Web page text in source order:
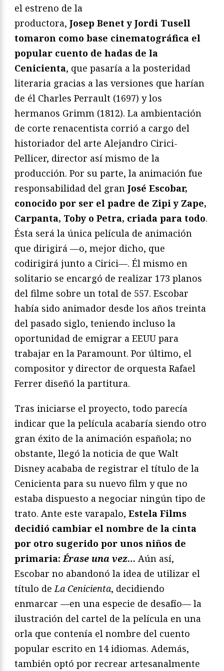
el estreno de la
productora, Josep Benet y Jordi Tusell
tomaron como base cinematográfica el
popular cuento de hadas de la
Cenicienta, que pasaría a la posteridad
literaria gracias a las versiones que harían
de él Charles Perrault (1697) y los
hermanos Grimm (1812). La ambientación
de corte renacentista corrió a cargo del
historiador del arte Alejandro Cirici-
Pellicer, director así mismo de la
producción. Por su parte, la animación fue
responsabilidad del gran José Escobar,
conocido por ser el padre de Zipi y Zape,
Carpanta, Toby o Petra, criada para todo.
Ésta será la única película de animación
que dirigirá —o, mejor dicho, que
codirigirá junto a Cirici—. Él mismo en
solitario se encargó de realizar 173 planos
del filme sobre un total de 557. Escobar
había sido animador desde los años treinta
del pasado siglo, teniendo incluso la
oportunidad de emigrar a EEUU para
trabajar en la Paramount. Por último, el
compositor y director de orquesta Rafael
Ferrer diseñó la partitura.
Tras iniciarse el proyecto, todo parecía
indicar que la película acabaría siendo otro
gran éxito de la animación española; no
obstante, llegó la noticia de que Walt
Disney acababa de registrar el título de la
Cenicienta para su nuevo film y que no
estaba dispuesto a negociar ningún tipo de
trato. Ante este varapalo, Estela Films
decidió cambiar el nombre de la cinta
por otro sugerido por unos niños de
primaria:Érase una vez… Aún así,
Escobar no abandonó la idea de utilizar el
título deLa Cenicienta, decidiendo
enmarcar —en una especie de desafío— la
ilustración del cartel de la película en una
orla que contenía el nombre del cuento
popular escrito en 14 idiomas. Además,
también optó por recrear artesanalmente